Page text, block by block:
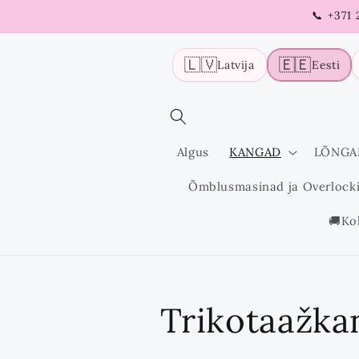
juurde
📞
🇱🇻Latvija 🇪🇪Eesti
Algus KANGAD
Õmblusmasinad ja
K